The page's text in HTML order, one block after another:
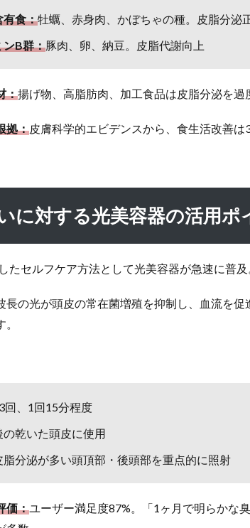
ーす
頭
ひ
は
有食：牡蠣、赤身肉、かぼちゃの種。皮脂分泌
ンB群：豚肉、卵、納豆。皮脂代謝向上
：揚げ物、高脂肪肉、加工食品は皮脂分泌を過
拠：皮膚科学的エビデンスから、食生活改善
いに対する光美容器の活用ポ
たセルフケア方法として光美容器が急速に普及
長の光が頭皮の常在菌増殖を抑制し、血流を
回、1回15分程度
の乾いた頭皮に使用
脂分泌が多い頭頂部・後頭部を重点的に照射
価：ユーザー満足度87%。「1ヶ月で明らかな